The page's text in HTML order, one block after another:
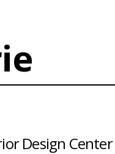
Design Center